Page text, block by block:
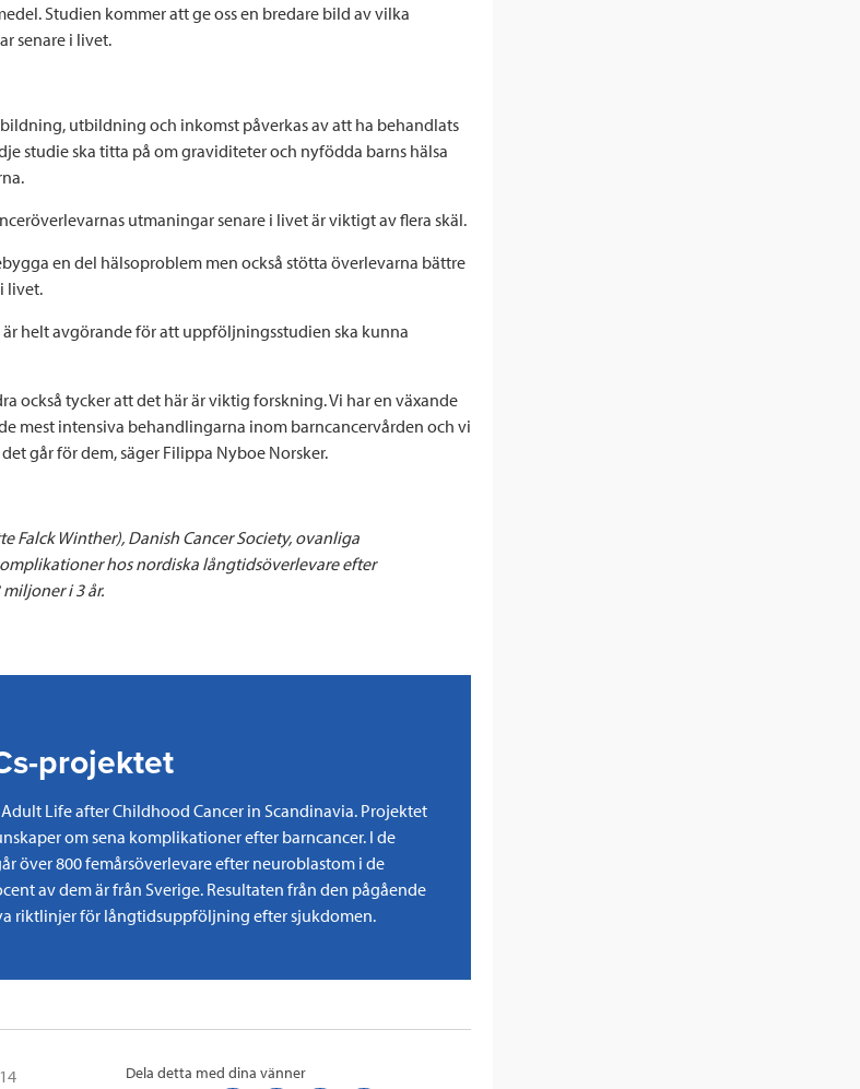
Studien kommer att ge oss en bredare bild av vilka
senare i livet.
utbildning och inkomst påverkas av att ha behandlats
studie ska titta på om graviditeter och nyfödda barns hälsa
utmaningar senare i livet är viktigt av flera skäl.
en del hälsoproblem men också stötta överlevarna bättre
livet.
helt avgörande för att uppföljningsstudien ska kunna
också tycker att det här är viktig forskning. Vi har en växande
mest intensiva behandlingarna inom barncancervården och vi
går för dem, säger Filippa Nyboe Norsker.
Falck Winther), Danish Cancer Society, ovanliga
hos nordiska långtidsöverlevare efter
i 3 år.
projektet
Life after Childhood Cancer in Scandinavia. Projektet
om sena komplikationer efter barncancer. I de
över 800 femårsöverlevare efter neuroblastom i de
av dem är från Sverige. Resultaten från den pågående
riktlinjer för långtidsuppföljning efter sjukdomen.
Dela detta med dina vänner